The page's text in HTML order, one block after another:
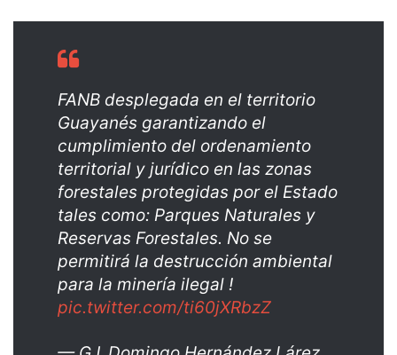
FANB desplegada en el territorio
Guayanés garantizando el
cumplimiento del ordenamiento
territorial y jurídico en las zonas
forestales protegidas por el Estado
tales como: Parques Naturales y
Reservas Forestales. No se
permitirá la destrucción ambiental
para la minería ilegal !
pic.twitter.com/ti60jXRbzZ